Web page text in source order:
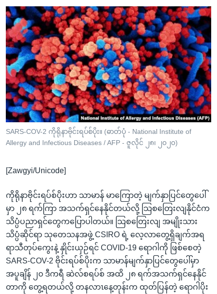
ကျော်
ကြည့်
ရန်
ပင်မ
အ
ညွန်း
စာမျက်နှာ
သို့
ကျော်
ကြည့်
ရန်
ရန်
သို့
ကျော်
ရန်
အမေရိကန်သုံးအီဒီယံ
မကြေးမုံရဲ့ အင်္ဂလိပ်စာ
ရုပ်ရှင်ထဲက အင်္ဂလိပ်စာ
သုတပဒေသာ အင်္ဂလိပ်စာ
အပတ်စဉ်ကဏ္ဍများ
ရေဒီယို
တီဗွီ
ရေဒီယိုနှင့်ရုပ်သံ အချက်အလက်များ
ရေဒီယို/တီဗွီအစီအစဉ်
Learning English
ဗွီအိုအေ လူမှုကွန်ယက်များ
SARS-COV-2 ကိုရိုနာဗိုင်းရပ်စ်ပိုး။ (ဓာတ်ပုံ - National Institute of
Allergy and Infectious Diseases / AFP - ဇူလိုင် ၂၈၊ ၂၀၂၀)
[Zawgyi/Unicode]
ကိုရိုနာဗိုင်းရပ်စ်ပိုးဟာ သာမာန် မာကြောတဲ့ မျက်နှာပြင်တွေပေါ်
မှာ ၂၈ ရက်ကြာ အသက်ရှင်နေနိုင်တယ်လို့ သြစတြေးလျနိုင်ငံက
သိပ္ပံပညာရှင်တွေကပြောပါတယ်။ သြစတြေးလျ အမျိုးသား
သိပ္ပံဆိုင်ရာ သုတေသနအဖွဲ့ CSIRO ရဲ့ လေ့လာတွေ့ရှိချက်အရ
ရာသီတုပ်ကွေးနဲ့ နှိုင်းယှဉ်ရင် COVID-19 ရောဂါကို ဖြစ်စေတဲ့
SARS-COV-2 ဗိုင်းရပ်စ်ပိုးက သာမာန်မျက်နှာပြင်တွေပေါ်မှာ
အပူချိန် ၂၀ ဒီကရီ ဆဲလ်စရပ်စ် အထိ ၂၈ ရက်အသက်ရှင်နေနိုင်
တာကို တွေ့ရတယ်လို့ တနလာၤနေ့တုန်းက ထုတ်ပြန်တဲ့ ရောဂါပိုး